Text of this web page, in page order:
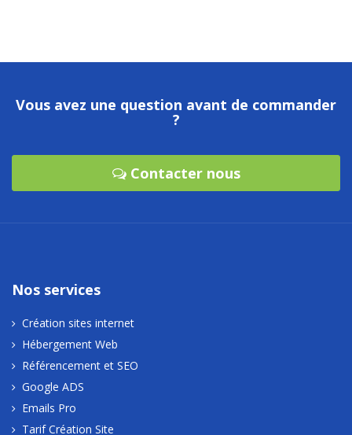
Vous avez une question avant de commander
?
Contacter nous
Nos services
Création sites internet
Hébergement Web
Référencement et SEO
Google ADS
Emails Pro
Tarif Création Site